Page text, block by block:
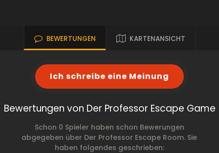
BEWERTUNGEN KARTENANSICHT
Ich schreibe eine Meinung
Bewertungen von Der Professor Escape Game
Schon 0 Spieler haben schon Bewerungen
abgegeben über Der Professor Escape Room. Sie
haben folgendes geschrieben: